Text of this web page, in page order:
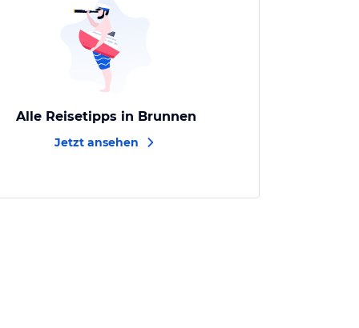
Alle Reisetipps in Brunnen
Jetzt ansehen